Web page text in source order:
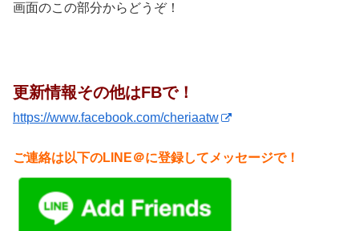
画面のこの部分からどうぞ！
更新情報その他はFBで！
https://www.facebook.com/cheriaatw
ご連絡は以下のLINE＠に登録してメッセージで！